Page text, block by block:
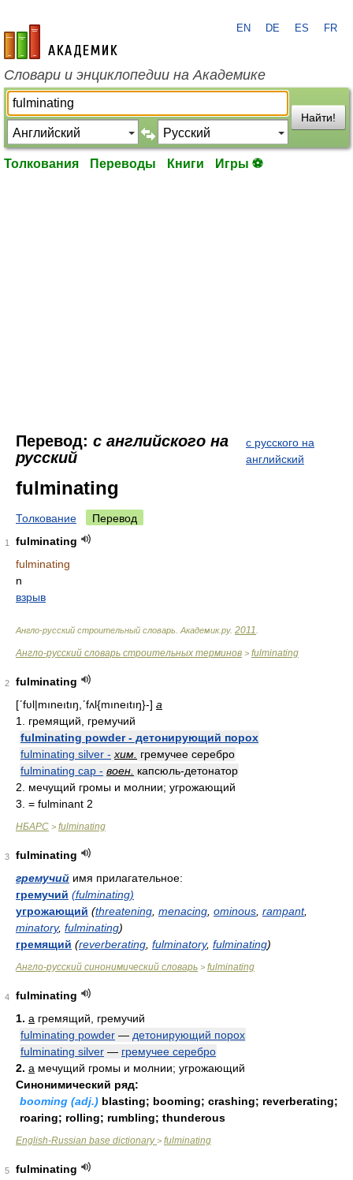
academic.ru
EN DE ES FR
Словари и энциклопедии на Академике
Найти!
Толкования Переводы Книги Игры ⚽
Перевод: с английского на
русский
с русского на
английский
fulminating
Толкование Перевод
1
fulminating
fulminating
n
взрыв
Англо-русский строительный словарь Академик.ру. 2011
Англо-русский словарь строительных терминов > fulminating
2
fulminating
[ʹfʋl|mıneıtıŋ,ʹfʌl{mıneıtıŋ}-] a
1. гремящий, гремучий
fulminating powder - детонирующий порох
fulminating silver - хим. гремучее серебро
fulminating cap - воен. капсюль-детонатор
2. мечущий громы и молнии; угрожающий
3. = fulminant 2
НБАРС > fulminating
3
fulminating
гремучий имя прилагательное:
гремучий (fulminating)
угрожающий (threatening menacing ominous rampant,
minatory, fulminating)
гремящий (reverberating fulminatory, fulminating)
Англо-русский синонимический словарь > fulminating
4
fulminating
1. a гремящий, гремучий
fulminating powder — детонирующий порох
fulminating silver — гремучее серебро
2. a мечущий громы и молнии; угрожающий
Синонимический ряд:
booming (adj.) blasting; booming; crashing; reverberating;
roaring; rolling; rumbling; thunderous
English-Russian base dictionary> fulminating
5
fulminating